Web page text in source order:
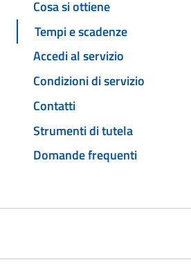
Cosa si ottiene
Tempi e scadenze
Accedi al servizio
Condizioni di servizio
Contatti
Strumenti di tutela
Domande frequenti